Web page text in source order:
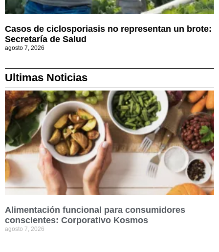
Casos de ciclosporiasis no representan un brote:
Secretaría de Salud
agosto 7, 2026
Ultimas Noticias
Alimentación funcional para consumidores
conscientes: Corporativo Kosmos
agosto 7, 2026